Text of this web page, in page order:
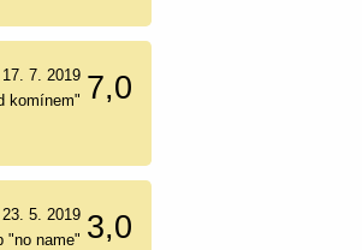
7,0
17. 7. 2019
komínem"
3,0
23. 5. 2019
"no name"